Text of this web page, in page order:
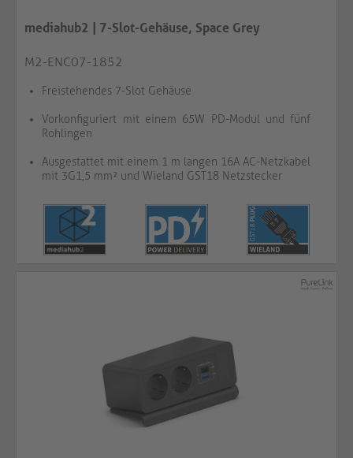
mediahub2 | 7-Slot-Gehäuse, Space Grey
M2-ENC07-1852
Freistehendes 7-Slot Gehäuse
Vorkonfiguriert mit einem 65W PD-Modul und fünf
Rohlingen
Ausgestattet mit einem 1 m langen 16A AC-Netzkabel
mit 3G1,5 mm² und Wieland GST18 Netzstecker